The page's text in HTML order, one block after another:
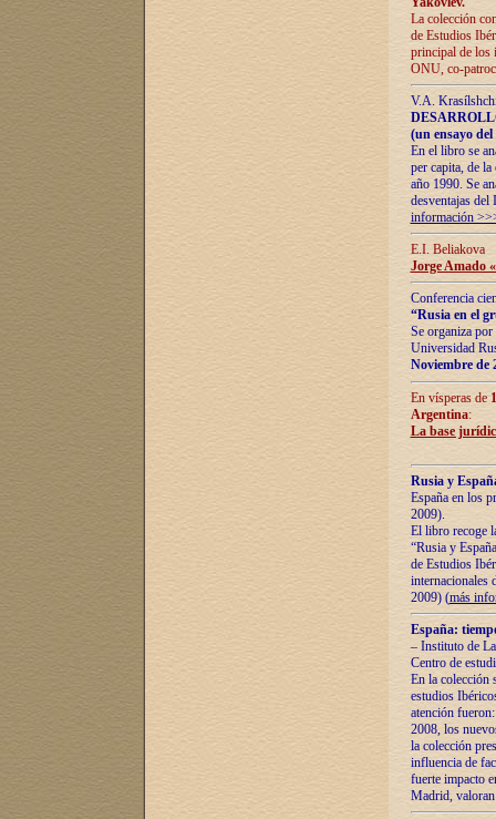
La colección
de Estudios
principal de los
ONU, co-
V.A.
(un ensayo
En el libro se
per capita, de
año 1990. Se
desventajas
información
E.I. Beliakova
Jorge Amado
Conferencia
“Rusia en el
Se organiza
Universidad
Noviembre de
En vísperas de
Argentina:
La base
Rusia y
España en los
2009).
El libro recoge
“Rusia y
de Estudios
internacionales
2009) (más
España:
– Instituto de
Centro de
En la colección
estudios
atención
2008, los
la colección
influencia de
fuerte impacto
Madrid,